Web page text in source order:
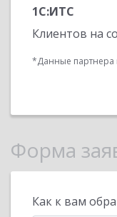
1С:ИТС
Клиентов на
*Данные партнера
Форма
Как к вам